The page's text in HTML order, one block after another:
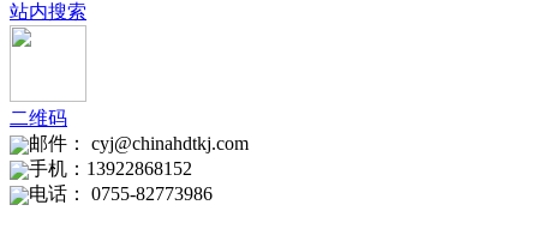
站内搜索
二维码
邮件： cyj@chinahdtkj.com
手机：13922868152
电话： 0755-82773986